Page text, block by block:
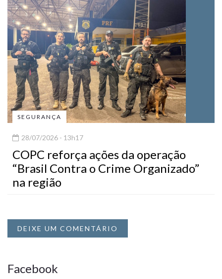
SEGURANÇA
28/07/2026 - 13h17
COPC reforça ações da operação
“Brasil Contra o Crime Organizado”
na região
DEIXE UM COMENTÁRIO
Facebook